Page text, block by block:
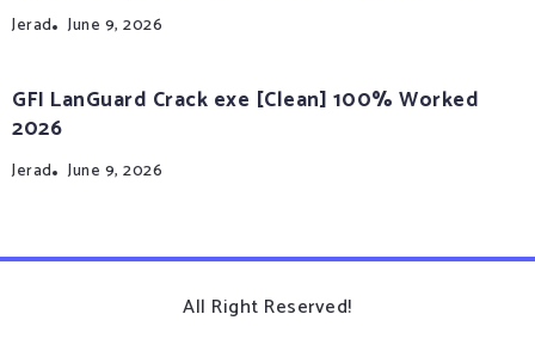
Jerad June 9, 2026
GFI LanGuard Crack exe [Clean] 100% Worked
2026
Jerad June 9, 2026
All Right Reserved!